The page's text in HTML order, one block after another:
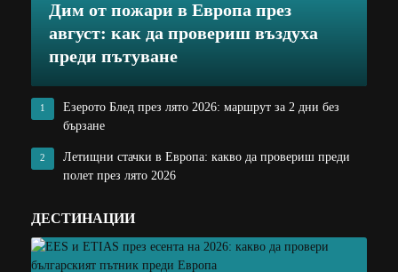
Дим от пожари в Европа през
август: как да провериш въздуха
преди пътуване
1
Езерото Блед през лято 2026: маршрут за 2 дни без
бързане
2
Летищни стачки в Европа: какво да провериш преди
полет през лято 2026
ДЕСТИНАЦИИ